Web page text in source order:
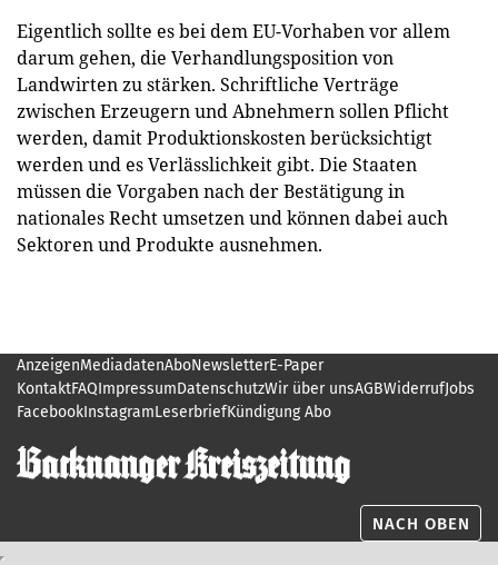
Eigentlich sollte es bei dem EU-Vorhaben vor allem
darum gehen, die Verhandlungsposition von
Landwirten zu stärken. Schriftliche Verträge
zwischen Erzeugern und Abnehmern sollen Pflicht
werden, damit Produktionskosten berücksichtigt
werden und es Verlässlichkeit gibt. Die Staaten
müssen die Vorgaben nach der Bestätigung in
nationales Recht umsetzen und können dabei auch
Sektoren und Produkte ausnehmen.
AnzeigenMediadatenAboNewsletterE-Paper
KontaktFAQImpressumDatenschutzWir über unsAGBWiderrufJobs
FacebookInstagramLeserbriefKündigung Abo
NACH OBEN